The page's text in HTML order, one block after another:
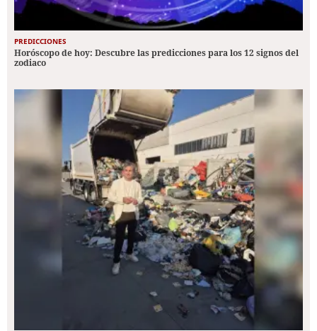
PREDICCIONES
Horóscopo de hoy: Descubre las predicciones para los 12 signos del
zodiaco